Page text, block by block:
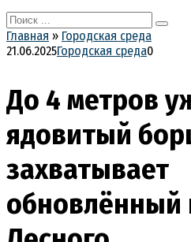
Search
for:
Главная » Городская среда
21.06.2025Городская среда0
До 4 метров
ядовитый
захватывает
обновлённый